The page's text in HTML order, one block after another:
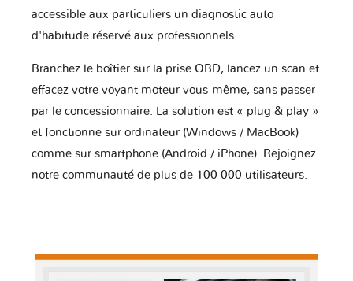
accessible aux particuliers un diagnostic auto
d'habitude réservé aux professionnels.
Branchez le boîtier sur la prise OBD, lancez un scan et
effacez votre voyant moteur vous-même, sans passer
par le concessionnaire. La solution est « plug & play »
et fonctionne sur ordinateur (Windows / MacBook)
comme sur smartphone (Android / iPhone). Rejoignez
notre communauté de plus de 100 000 utilisateurs.